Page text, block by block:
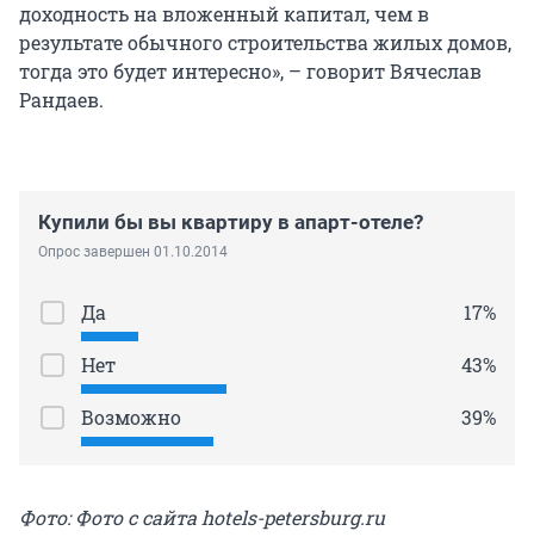
доходность на вложенный капитал, чем в
результате обычного строительства жилых домов,
тогда это будет интересно», – говорит Вячеслав
Рандаев.
Купили бы вы квартиру в апарт-отеле?
Опрос завершен 01.10.2014
Да 17%
Нет 43%
Возможно 39%
Фото: Фото с сайта hotels-petersburg.ru